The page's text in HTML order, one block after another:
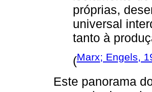
próprias,
universal
tanto à
(Marx; Engels,
Este panorama